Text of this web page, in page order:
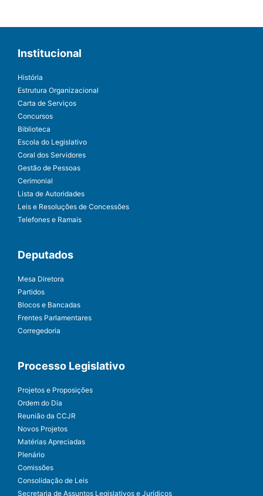
Institucional
História
Estrutura Organizacional
Carta de Serviços
Concursos
Biblioteca
Escola do Legislativo
Coral dos Servidores
Gestão de Pessoas
Cerimonial
Lista de Autoridades
Leis e Resoluções de Concessões
Telefones e Ramais
Deputados
Mesa Diretora
Partidos
Blocos e Bancadas
Frentes Parlamentares
Corregedoria
Processo Legislativo
Projetos e Proposições
Ordem do Dia
Reunião da CCJR
Novos Projetos
Matérias Apreciadas
Plenário
Comissões
Consolidação de Leis
Secretaria de Assuntos Legislativos e Jurídicos